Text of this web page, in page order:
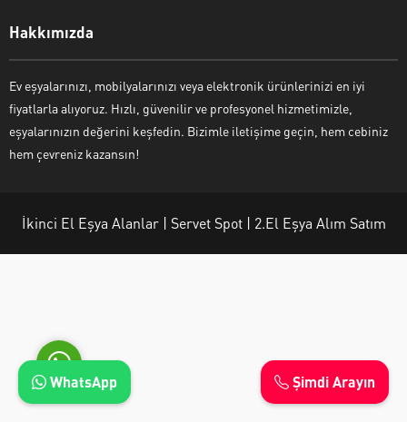
Hakkımızda
Ev eşyalarınızı, mobilyalarınızı veya elektronik ürünlerinizi en iyi
fiyatlarla alıyoruz. Hızlı, güvenilir ve profesyonel hizmetimizle,
eşyalarınızın değerini keşfedin. Bizimle iletişime geçin, hem cebiniz
hem çevreniz kazansın!
İkinci El Eşya Alanlar | Servet Spot | 2.El Eşya Alım Satım
Ayşe Yılmaz
Şimdi Arayın
WhatsApp